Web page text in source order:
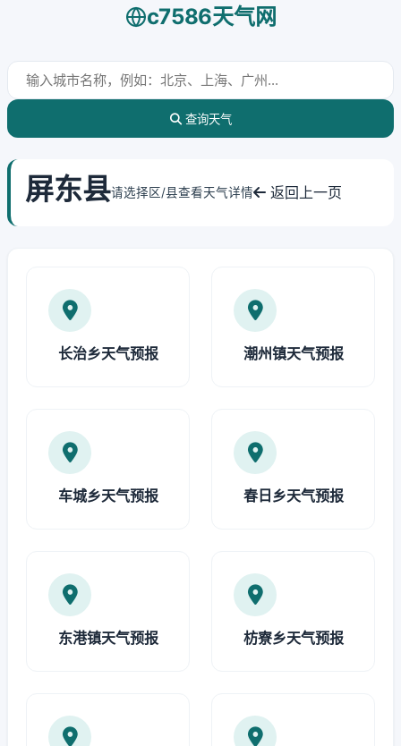
c7586天气网
查询天气
屏东县请选择区/县查看天气详情 返回上一页
长治乡天气预报 潮州镇天气预报
车城乡天气预报 春日乡天气预报
东港镇天气预报 枋寮乡天气预报